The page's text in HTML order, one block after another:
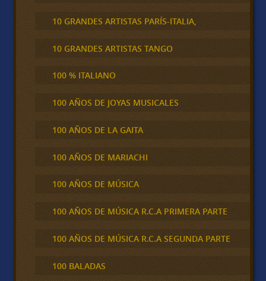
10 GRANDES ARTISTAS PARÍS-ITALIA,
10 GRANDES ARTISTAS TANGO
100 % ITALIANO
100 AÑOS DE JOYAS MUSICALES
100 AÑOS DE LA GAITA
100 AÑOS DE MARIACHI
100 AÑOS DE MÚSICA
100 AÑOS DE MÚSICA R.C.A PRIMERA PARTE
100 AÑOS DE MÚSICA R.C.A SEGUNDA PARTE
100 BALADAS